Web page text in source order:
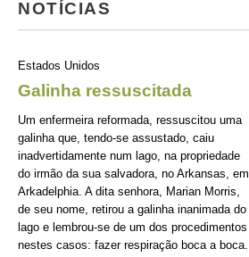
NOTÍCIAS
Estados Unidos
Galinha ressuscitada
Um enfermeira reformada, ressuscitou uma
galinha que, tendo-se assustado, caiu
inadvertidamente num lago, na propriedade
do irmão da sua salvadora, no Arkansas, em
Arkadelphia. A dita senhora, Marian Morris,
de seu nome, retirou a galinha inanimada do
lago e lembrou-se de um dos
nestes casos: fazer respiração boca a boca.